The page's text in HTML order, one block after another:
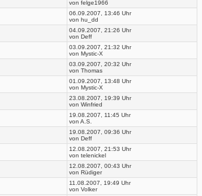
von felge1966
06.09.2007, 13:46 Uhr
von hu_dd
04.09.2007, 21:26 Uhr
von Deff
03.09.2007, 21:32 Uhr
von Mystic-X
03.09.2007, 20:32 Uhr
von Thomas
01.09.2007, 13:48 Uhr
von Mystic-X
23.08.2007, 19:39 Uhr
von Winfried
19.08.2007, 11:45 Uhr
von A.S.
19.08.2007, 09:36 Uhr
von Deff
12.08.2007, 21:53 Uhr
von telenickel
12.08.2007, 00:43 Uhr
von Rüdiger
11.08.2007, 19:49 Uhr
von Volker